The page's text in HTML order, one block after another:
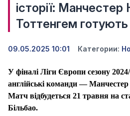
історії:
Тоттенгем
09.05.2025 10:01 Категории:
У фіналі Ліги Європи сезону
англійські команди —
Матч відбудеться 21 травня на
Більбао.